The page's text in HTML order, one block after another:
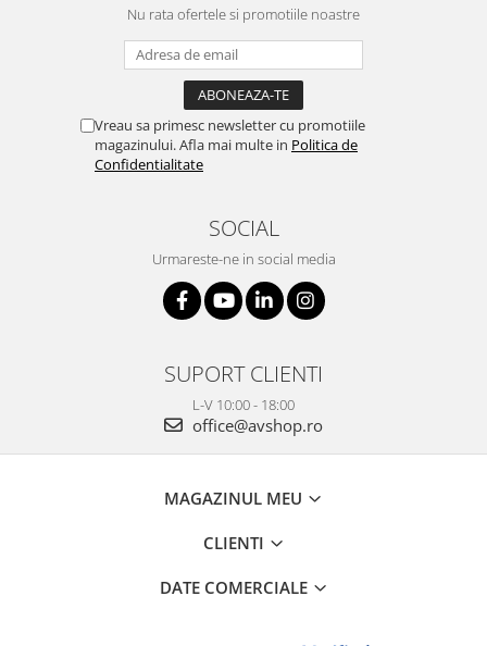
Nu rata ofertele si promotiile noastre
Vreau sa primesc newsletter cu promotiile
magazinului. Afla mai multe in Politica de
Confidentialitate
SOCIAL
Urmareste-ne in social media
SUPORT CLIENTI
L-V 10:00 - 18:00
office@avshop.ro
MAGAZINUL MEU
CLIENTI
DATE COMERCIALE